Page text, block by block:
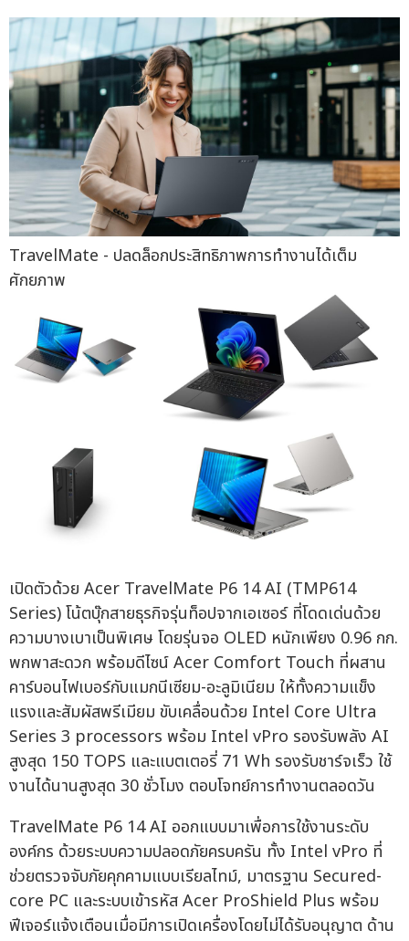
TravelMate - ปลดล็อกประสิทธิภาพการทำงานได้เต็ม
ศักยภาพ
เปิดตัวด้วย Acer TravelMate P6 14 AI (TMP614
Series) โน้ตบุ๊กสายธุรกิจรุ่นท็อปจากเอเซอร์ ที่โดดเด่นด้วย
ความบางเบาเป็นพิเศษ โดยรุ่นจอ OLED หนักเพียง 0.96 กก.
พกพาสะดวก พร้อมดีไซน์ Acer Comfort Touch ที่ผสาน
คาร์บอนไฟเบอร์กับแมกนีเซียม-อะลูมิเนียม ให้ทั้งความแข็ง
แรงและสัมผัสพรีเมียม ขับเคลื่อนด้วย Intel Core Ultra
Series 3 processors พร้อม Intel vPro รองรับพลัง AI
สูงสุด 150 TOPS และแบตเตอรี่ 71 Wh รองรับชาร์จเร็ว ใช้
งานได้นานสูงสุด 30 ชั่วโมง ตอบโจทย์การทำงานตลอดวัน
TravelMate P6 14 AI ออกแบบมาเพื่อการใช้งานระดับ
องค์กร ด้วยระบบความปลอดภัยครบครัน ทั้ง Intel vPro ที่
ช่วยตรวจจับภัยคุกคามแบบเรียลไทม์, มาตรฐาน Secured-
core PC และระบบเข้ารหัส Acer ProShield Plus พร้อม
ฟีเจอร์แจ้งเตือนเมื่อมีการเปิดเครื่องโดยไม่ได้รับอนุญาต ด้าน